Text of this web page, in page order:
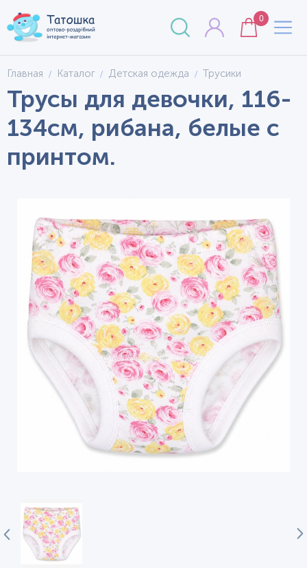
0
Главная Каталог Детская одежда Трусики
Трусы для девочки, 116-
134см, рибана, белые с
принтом.